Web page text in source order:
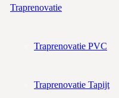
Traprenovatie
Traprenovatie PVC
Traprenovatie Tapijt
+
✓
10% Snijverlies